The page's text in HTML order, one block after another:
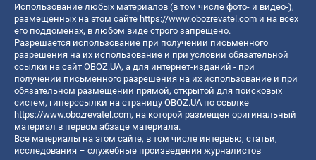
Использование любых материалов (в том числе фото- и видео-),
размещенных на этом сайте https://www.obozrevatel.com и на всех
его поддоменах, в любом виде строго запрещено.
Разрешается использование при получении письменного
разрешения на их использование и при условии обязательной
ссылки на сайт OBOZ.UA, а для интернет-изданий - при
получении письменного разрешения на их использование и при
обязательном размещении прямой, открытой для поисковых
систем, гиперссылки на страницу OBOZ.UA по ссылке
https://www.obozrevatel.com, на которой размещен оригинальный
материал в первом абзаце материала.
Все материалы на этом сайте, в том числе интервью, статьи,
исследования – служебные произведения журналистов